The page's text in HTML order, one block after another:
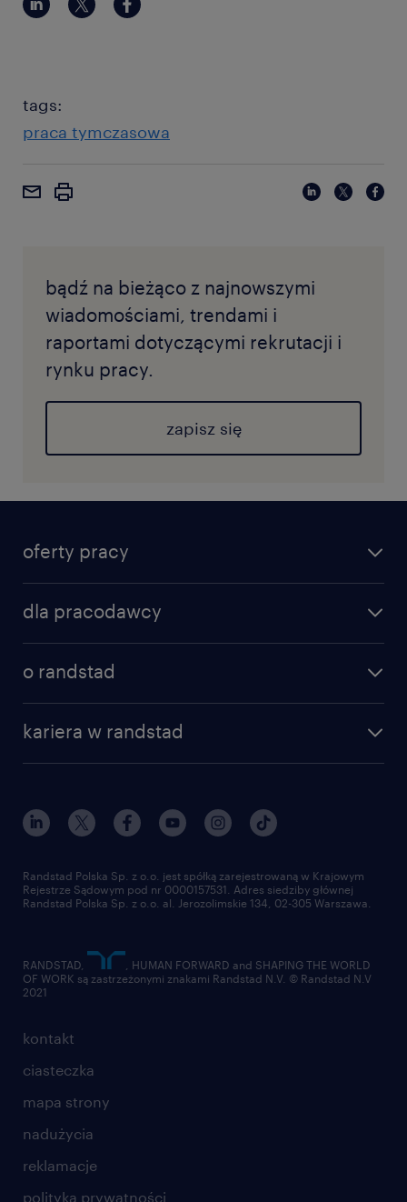
tags:
praca tymczasowa
bądź na bieżąco z najnowszymi
wiadomościami, trendami i
raportami dotyczącymi rekrutacji i
rynku pracy.
zapisz się
oferty pracy
dla pracodawcy
o randstad
kariera w randstad
kontakt
ciasteczka
mapa strony
nadużycia
reklamacje
polityka prywatności
Randstad Polska Sp. z o.o. jest spółką zarejestrowaną w Krajowym
Rejestrze Sądowym pod nr 0000157531. Adres siedziby głównej
Randstad Polska Sp. z o.o. al. Jerozolimskie 134, 02-305 Warszawa.
RANDSTAD,
, HUMAN FORWARD and SHAPING THE WORLD
OF WORK są zastrzeżonymi znakami Randstad N.V. © Randstad N.V
2021